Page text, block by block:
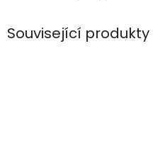
Související produkty